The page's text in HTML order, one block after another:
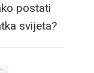
postati
svijeta?